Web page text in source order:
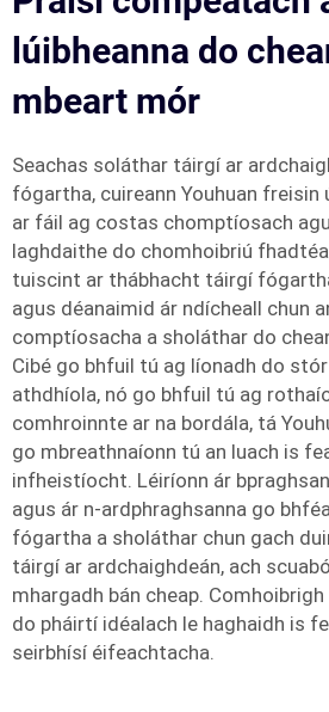
lúibheanna do
mbeart mór
Seachas soláthar táirgí ar
fógartha, cuireann Youhuan
ar fáil ag costas chomptíosach
laghdaithe do chomhoibriú
tuiscint ar thábhacht táirgí
agus déanaimid ár ndícheall chun
comptíosacha a sholáthar do
Cibé go bhfuil tú ag líonadh do
athdhíola, nó go bhfuil tú ag
comhroinnte ar na bordála, tá
go mbreathnaíonn tú an luach is
infheistíocht. Léiríonn ár
agus ár n-ardphraghsanna go
fógartha a sholáthar chun gach
táirgí ar ardchaighdeán, ach
mhargadh bán cheap. Comhoibrigh
do pháirtí idéalach le haghaidh is
seirbhísí éifeachtacha.